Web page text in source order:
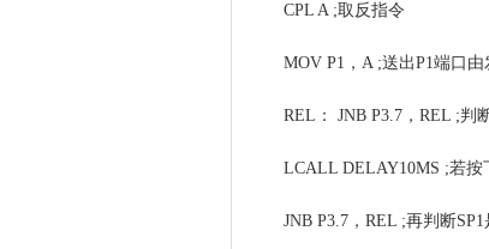
CPL A ;取反指令
MOV P1，A ;送出P1端口
REL： JNB P3.7，REL ;判
LCALL DELAY10MS ;若按
JNB P3.7，REL ;再判断